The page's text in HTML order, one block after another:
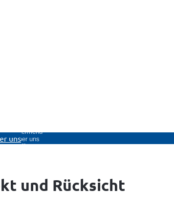
uns
Untermenü
Über uns
öffnen
und Rücksicht